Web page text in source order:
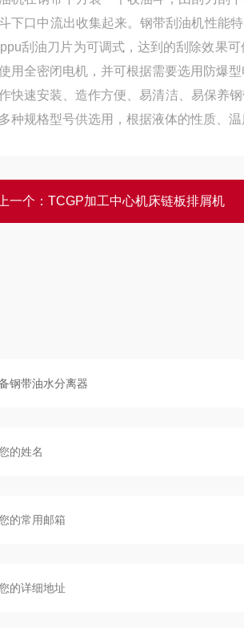
下口中流出收集起来。钢带刮油机性能
刮油刀片为可调式，达到的刮除效果
用全密闭电机，并可根据需要选用防爆
快速安装、造作方便、易清洁、易保养
种规格型号供选用，根据液体的性质、
一个： TCGP加工中心机床链板排屑机